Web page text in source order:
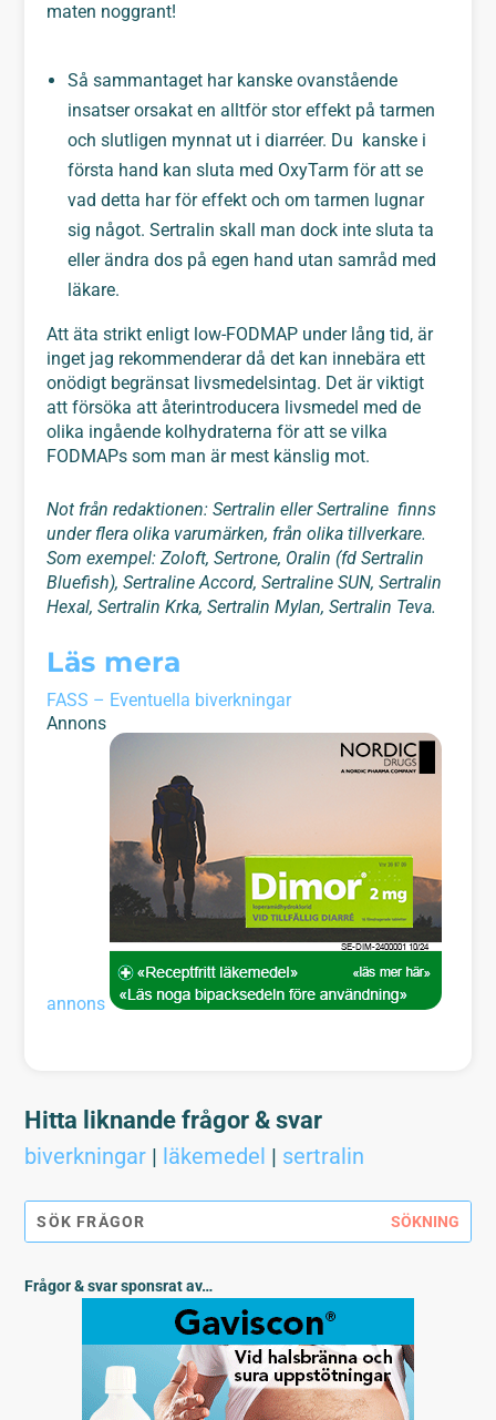
maten noggrant!
Så sammantaget har kanske ovanstående
insatser orsakat en alltför stor effekt på tarmen
och slutligen mynnat ut i diarréer. Du kanske i
första hand kan sluta med OxyTarm för att se
vad detta har för effekt och om tarmen lugnar
sig något. Sertralin skall man dock inte sluta ta
eller ändra dos på egen hand utan samråd med
läkare.
Att äta strikt enligt low-FODMAP under lång tid, är
inget jag rekommenderar då det kan innebära ett
onödigt begränsat livsmedelsintag. Det är viktigt
att försöka att återintroducera livsmedel med de
olika ingående kolhydraterna för att se vilka
FODMAPs som man är mest känslig mot.
Not från redaktionen: Sertralin eller Sertraline finns
under flera olika varumärken, från olika tillverkare.
Som exempel: Zoloft, Sertrone, Oralin (fd Sertralin
Bluefish), Sertraline Accord, Sertraline SUN, Sertralin
Hexal, Sertralin Krka, Sertralin Mylan, Sertralin Teva.
Läs mera
FASS – Eventuella biverkningar
Annons
annons
Hitta liknande frågor & svar
biverkningar | läkemedel | sertralin
Frågor & svar sponsrat av…